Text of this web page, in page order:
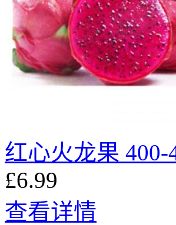
红心火龙果 400-
£6.99
查看详情